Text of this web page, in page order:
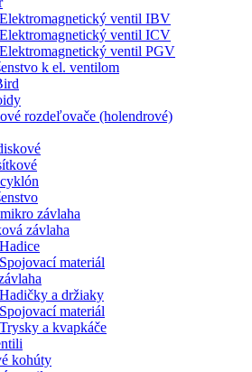
Elektromagnetický ventil IBV
Elektromagnetický ventil ICV
Elektromagnetický ventil PGV
k el. ventilom
rozdeľovače (holendrové)
závlaha​
závlaha
Hadice
Spojovací materiál
Hadičky a držiaky
Spojovací materiál
Trysky a kvapkáče
kohúty